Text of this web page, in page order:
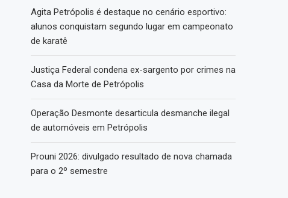
Agita Petrópolis é destaque no cenário esportivo:
alunos conquistam segundo lugar em campeonato
de karatê
Justiça Federal condena ex-sargento por crimes na
Casa da Morte de Petrópolis
Operação Desmonte desarticula desmanche ilegal
de automóveis em Petrópolis
Prouni 2026: divulgado resultado de nova chamada
para o 2º semestre